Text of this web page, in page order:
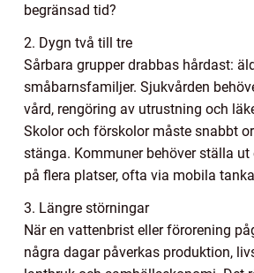
begränsad tid?
2. Dygn två till tre
Sårbara grupper drabbas hårdast:
småbarnsfamiljer. Sjukvården
vård, rengöring av utrustning och
Skolor och förskolor måste snabbt
stänga. Kommuner behöver ställa
på flera platser, ofta via mobila
3. Längre störningar
När en vattenbrist eller förorening
några dagar påverkas produktion,